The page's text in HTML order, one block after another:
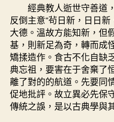
經典教人逝世守善道
反倒主意“茍日新，日日
大德。溫故方能知新，但
基，則新足為奇，轉而成
矯揉造作。食古不化自缺
典忘祖，要害在于舍棄了
離了對的的航道。先要同
促地批評。故立異必先保
傳統之誤，是以古典學與